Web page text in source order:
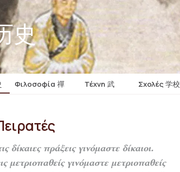
史
Φιλοσοφία 禪 Τέχνη 武 Σχολές 学校
δίκαιες πράξεις γινόμαστε δίκαιοι.
μετριοπαθείς γινόμαστε μετριοπαθείς